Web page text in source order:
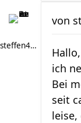
steffen4run
von
Hallo,
ich
Bei
seit